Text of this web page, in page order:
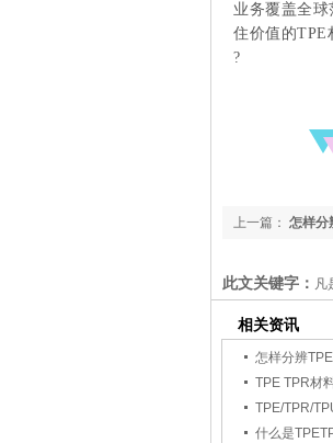
业务覆盖全
住价值的TPE
?
上一篇： 怎样分
此文关键字： 凡
相关资讯
怎样分辨
TPE TPR材
TPE/TPR/
什么是